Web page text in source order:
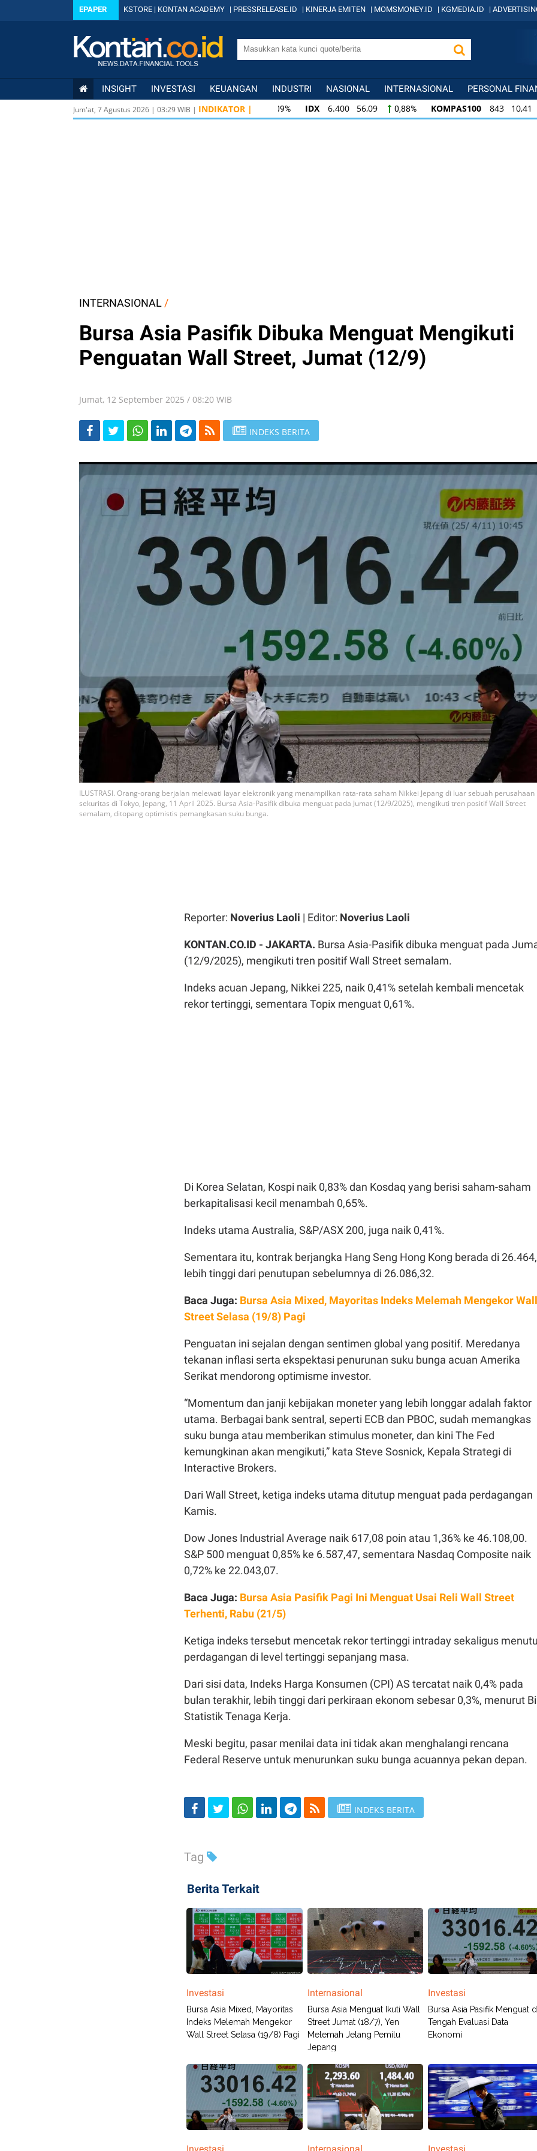
EPAPER KSTORE | KONTAN ACADEMY | PRESSRELEASE.ID | KINERJA EMITEN | MOMSMONEY.ID | KGMEDIA.ID |
INSIGHT INVESTASI KEUANGAN INDUSTRI NASIONAL INTERNASIONAL PERSONAL
Jum'at, 7 Agustus 2026 | 03:29WIB | INDIKATOR | IDX 6.400 56,09 0,88% KOMPAS100 843 10,41
KOMPAS100
843 10,41 1,25% LQ45 640 9,24
INTERNASIONAL /
Bursa Asia Pasifik Dibuka Menguat Mengikuti
Penguatan Wall Street, Jumat (12/9)
Jumat, 12 September 2025 / 08:20 WIB
INDEKS BERITA
ILUSTRASI. Orang-orang berjalan melewati layar elektronik yang menampilkan rata-rata saham Nikkei Jepang di luar sebuah perusahaan
sekuritas di Tokyo, Jepang, 11 April 2025. Bursa Asia-Pasifik dibuka menguat pada Jumat (12/9/2025), mengikuti tren positif Wall Street
semalam, ditopang optimistis pemangkasan suku bunga.
Reporter: Noverius Laoli | Editor: Noverius Laoli
KONTAN.CO.ID - JAKARTA. Bursa Asia-Pasifik dibuka menguat pada
(12/9/2025), mengikuti tren positif Wall Street semalam.
Indeks acuan Jepang, Nikkei 225, naik 0,41% setelah kembali mencetak
rekor tertinggi, sementara Topix menguat 0,61%.
Di Korea Selatan, Kospi naik 0,83% dan Kosdaq yang berisi saham-saham
berkapitalisasi kecil menambah 0,65%.
Indeks utama Australia, S&P/ASX 200, juga naik 0,41%.
Sementara itu, kontrak berjangka Hang Seng Hong Kong berada di 26.464,
lebih tinggi dari penutupan sebelumnya di 26.086,32.
Baca Juga: Bursa Asia Mixed, Mayoritas Indeks Melemah Mengekor Wall
Street Selasa (19/8) Pagi
Penguatan ini sejalan dengan sentimen global yang positif. Meredanya
tekanan inflasi serta ekspektasi penurunan suku bunga acuan Amerika
Serikat mendorong optimisme investor.
“Momentum dan janji kebijakan moneter yang lebih longgar adalah faktor
utama. Berbagai bank sentral, seperti ECB dan PBOC, sudah memangkas
suku bunga atau memberikan stimulus moneter, dan kini The Fed
kemungkinan akan mengikuti,” kata Steve Sosnick, Kepala Strategi di
Interactive Brokers.
Dari Wall Street, ketiga indeks utama ditutup menguat pada perdagangan
Kamis.
Dow Jones Industrial Average naik 617,08 poin atau 1,36% ke 46.108,00.
S&P 500 menguat 0,85% ke 6.587,47, sementara Nasdaq Composite naik
0,72% ke 22.043,07.
Baca Juga: Bursa Asia Pasifik Pagi Ini Menguat Usai Reli Wall Street
Terhenti, Rabu (21/5)
Ketiga indeks tersebut mencetak rekor tertinggi intraday sekaligus
perdagangan di level tertinggi sepanjang masa.
Dari sisi data, Indeks Harga Konsumen (CPI) AS tercatat naik 0,4% pada
bulan terakhir, lebih tinggi dari perkiraan ekonom sebesar 0,3%, menurut
Statistik Tenaga Kerja.
Meski begitu, pasar menilai data ini tidak akan menghalangi rencana
Federal Reserve untuk menurunkan suku bunga acuannya pekan depan.
INDEKS BERITA
Tag
Berita Terkait
Investasi
Bursa Asia Mixed, Mayoritas
Indeks Melemah Mengekor
Wall Street Selasa (19/8) Pagi
Internasional
Bursa Asia Menguat Ikuti Wall
Street Jumat (18/7), Yen
Melemah Jelang Pemilu
Jepang
Investasi
Bursa Asia Pasifik Menguat
Tengah Evaluasi Data
Ekonomi
Investasi Internasional Investasi